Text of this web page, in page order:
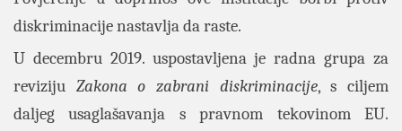
diskriminacije nastavlja da raste.
U decembru 2019. uspostavljena je radna grupa za
reviziju Zakona o zabrani diskriminacije, s ciljem
daljeg usaglašavanja s pravnom tekovinom EU.